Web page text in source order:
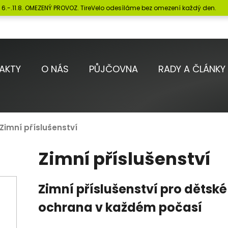
6.-.11.8. OMEZENÝ PROVOZ. TireVelo odesíláme bez omezení každý den.
O NÁS PŮJČOVNA RADY A ČLÁNKY
Zimní příslušenství
Zimní příslušenství
Zimní příslušenství pro
ochrana v každém počasí